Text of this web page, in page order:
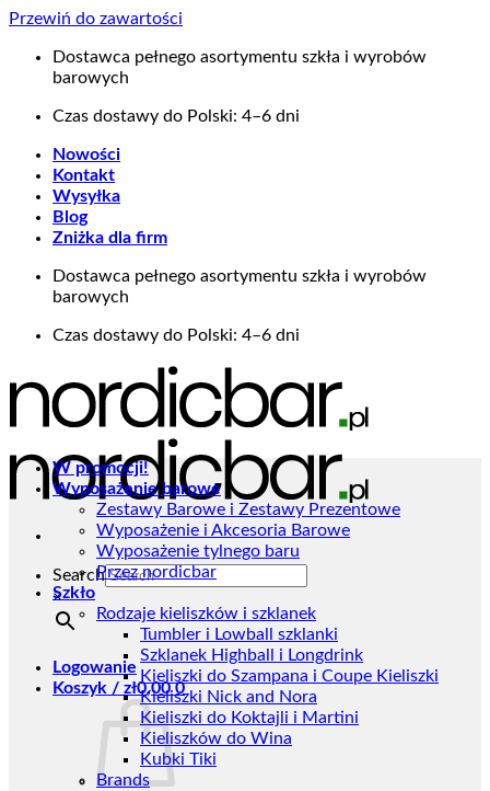
Przewiń do zawartości
Dostawca pełnego asortymentu szkła i wyrobów
barowych
Czas dostawy do Polski: 4–6 dni
Nowości
Kontakt
Wysyłka
Blog
Zniżka dla firm
Dostawca pełnego asortymentu szkła i wyrobów
barowych
Czas dostawy do Polski: 4–6 dni
Search
×
Logowanie
Koszyk / zł0,00 0
W promocji!
Wyposażenie barowe
Zestawy Barowe i Zestawy Prezentowe
Wyposażenie i Akcesoria Barowe
Wyposażenie tylnego baru
Przez nordicbar
Szkło
Rodzaje kieliszków i szklanek
Tumbler i Lowball szklanki
Szklanek Highball i Longdrink
Kieliszki do Szampana i Coupe Kieliszki
Kieliszki Nick and Nora
Kieliszki do Koktajli i Martini
Kieliszków do Wina
Kubki Tiki
Brands